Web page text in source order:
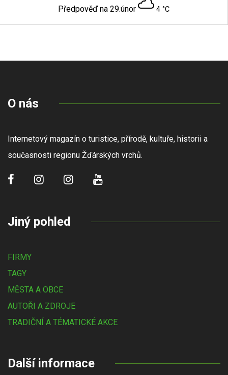
Předpověď na 29.únor 4 °C
O nás
Internetový magazín o turistice, přírodě, kultuře, historii a
současnosti regionu Žďárských vrchů.
Jiný pohled
FIRMY
TAGY
MĚSTA A OBCE
AUTOŘI A ZDROJE
TRADIČNÍ A TÉMATICKÉ AKCE
Další informace